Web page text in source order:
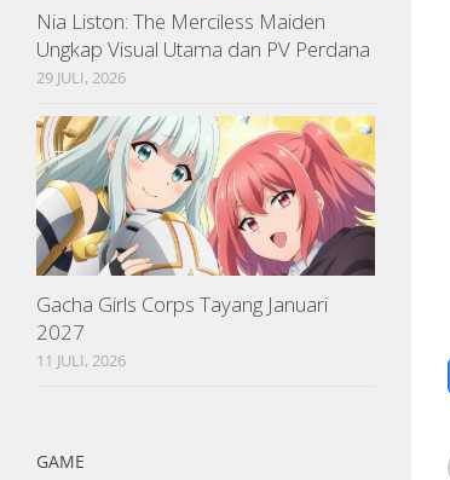
Nia Liston: The Merciless Maiden
Ungkap Visual Utama dan PV Perdana
29 JULI, 2026
Gacha Girls Corps Tayang Januari
2027
11 JULI, 2026
GAME